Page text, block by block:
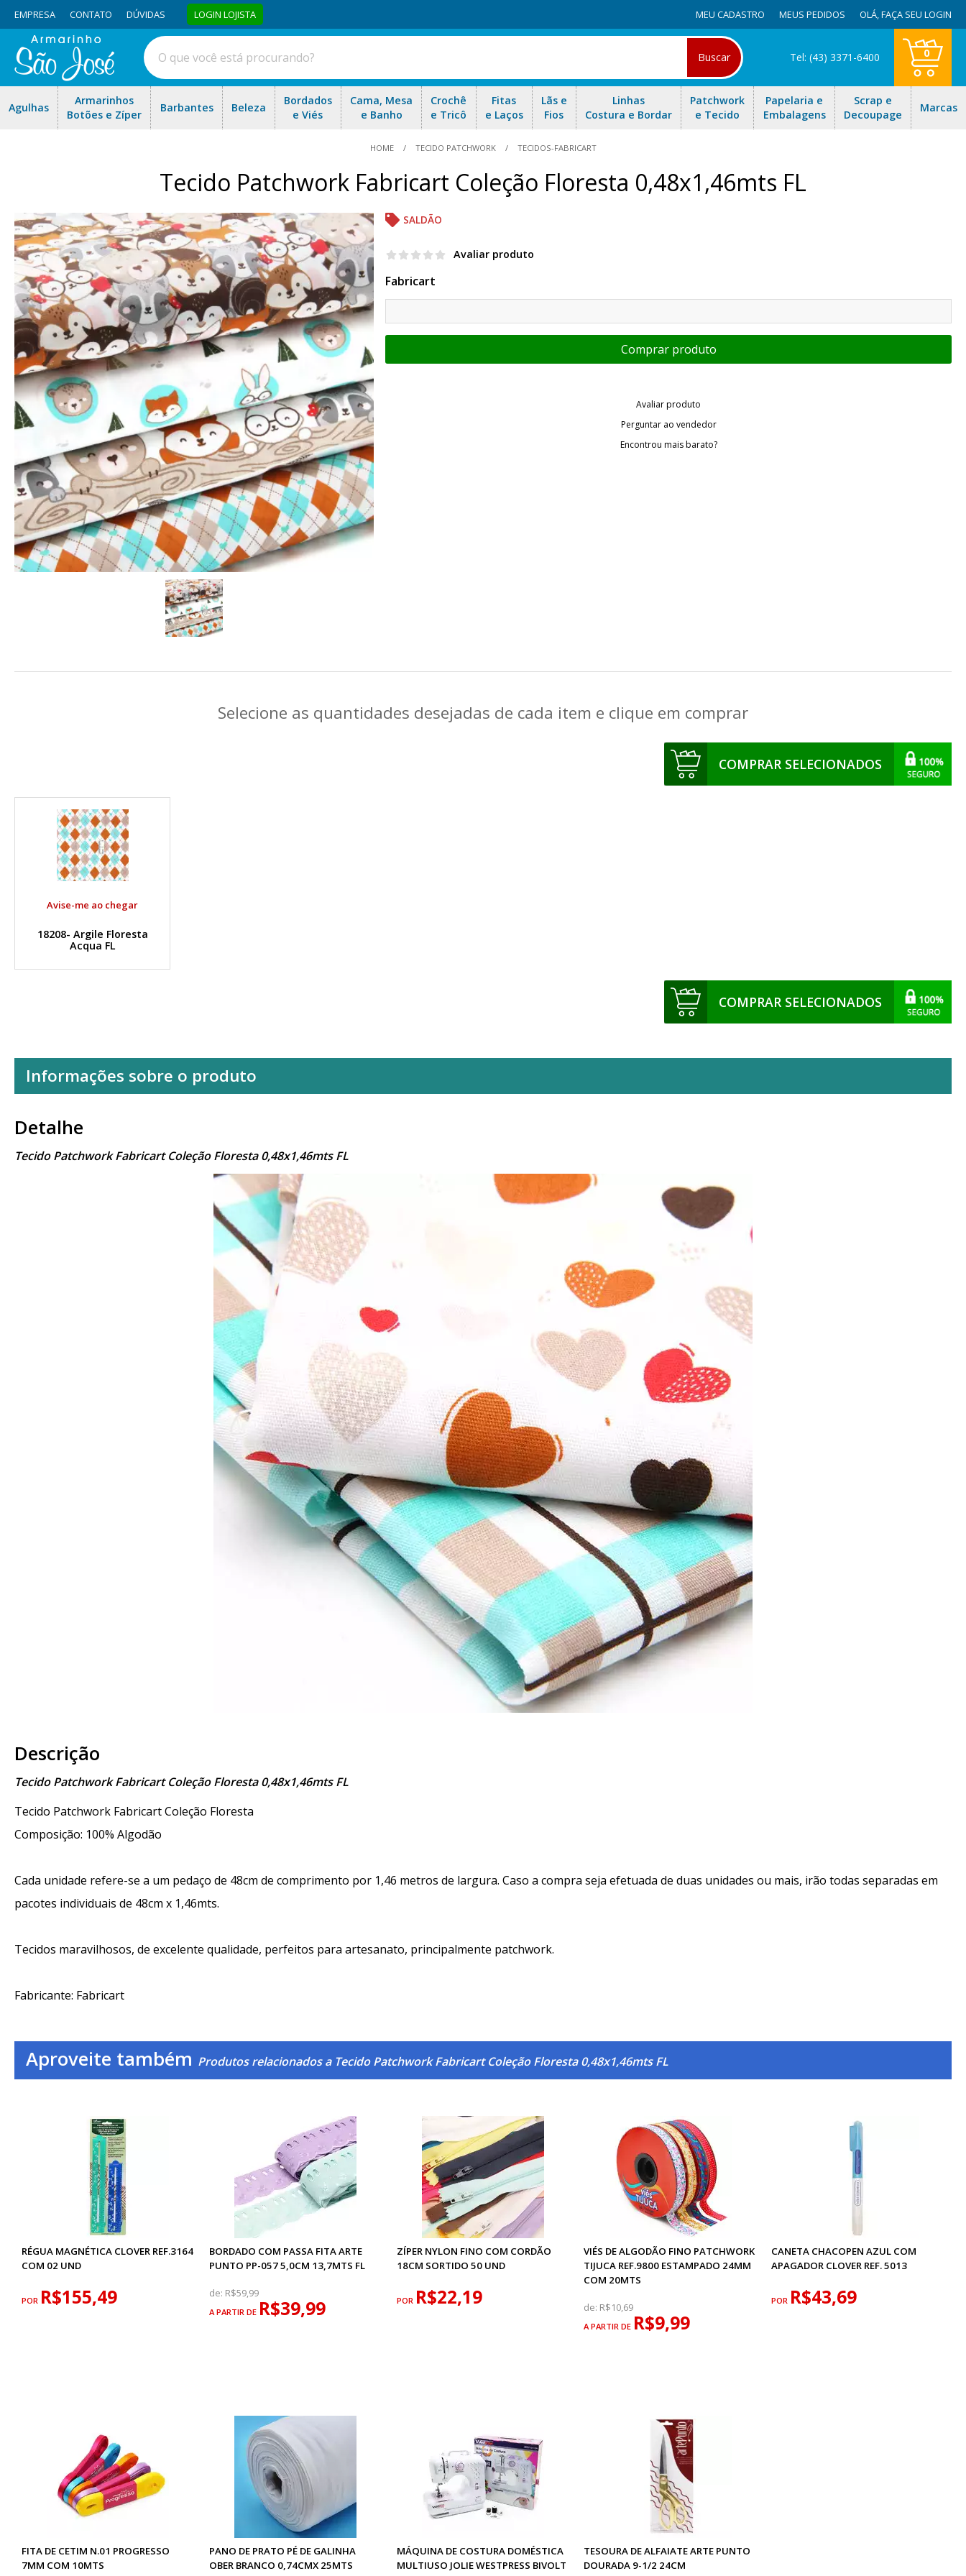
EMPRESA CONTATO DÚVIDAS LOGIN LOJISTA MEU CADASTRO MEUS PEDIDOS OLÁ,FAÇA SEU LOGIN
Buscar Tel: (43) 3371-6400 0
Agulhas
Armarinhos
Botões e Zíper
Barbantes Beleza
Bordados
e Viés
Cama, Mesa
e Banho
Crochê
e Tricô
Fitas
e Laços
Lãs e
Fios
Linhas
Costura e Bordar
Patchwork
e Tecido
Papelaria e
Embalagens
Scrap e
Decoupage
Marcas
HOME TECIDO PATCHWORK TECIDOS-FABRICART
Tecido Patchwork Fabricart Coleção Floresta 0,48x1,46mts FL
SALDÃO
Avaliar produto
Fabricart
Avaliar produto
Perguntar ao vendedor
Encontrou mais barato?
Selecione as quantidades desejadas de cada item e clique em comprar
COMPRAR SELECIONADOS
Avise-me ao chegar
18208- Argile Floresta
Acqua FL
COMPRAR SELECIONADOS
Informações sobre o produto
Detalhe
Tecido Patchwork Fabricart Coleção Floresta 0,48x1,46mts FL
Descrição
Tecido Patchwork Fabricart Coleção Floresta 0,48x1,46mts FL
Tecido Patchwork Fabricart Coleção Floresta
Composição: 100% Algodão
Cada unidade refere-se a um pedaço de 48cm de comprimento por 1,46 metros de largura. Caso a compra seja efetuada de duas unidades ou mais, irão todas separadas em
pacotes individuais de 48cm x 1,46mts.
Tecidos maravilhosos, de excelente qualidade, perfeitos para artesanato, principalmente patchwork.
Fabricante: Fabricart
Aproveite também Produtos relacionados a Tecido Patchwork Fabricart Coleção Floresta 0,48x1,46mts FL
RÉGUA MAGNÉTICA CLOVER REF.3164
COM 02 UND
POR R$155,49
BORDADO COM PASSA FITA ARTE
PUNTO PP-057 5,0CM 13,7MTS FL
de: R$59,99
A PARTIR DE R$39,99
ZÍPER NYLON FINO COM CORDÃO
18CM SORTIDO 50 UND
POR R$22,19
VIÉS DE ALGODÃO FINO PATCHWORK
TIJUCA REF.9800 ESTAMPADO 24MM
COM 20MTS
de: R$10,69
A PARTIR DE R$9,99
CANETA CHACOPEN AZUL COM
APAGADOR CLOVER REF. 5013
POR R$43,69
FITA DE CETIM N.01 PROGRESSO
7MM COM 10MTS
PANO DE PRATO PÉ DE GALINHA
OBER BRANCO 0,74CMX 25MTS
MÁQUINA DE COSTURA DOMÉSTICA
MULTIUSO JOLIE WESTPRESS BIVOLT
TESOURA DE ALFAIATE ARTE PUNTO
DOURADA 9-1/2 24CM